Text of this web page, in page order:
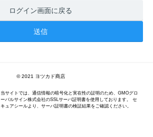
ログイン画面に戻る
©︎ 2021 ヨツカド商店
当サイトでは、通信情報の暗号化と実在性の証明のため、GMOグロ
ーバルサイン株式会社のSSLサーバ証明書を使用しております。 セ
キュアシールより、サーバ証明書の検証結果をご確認ください。